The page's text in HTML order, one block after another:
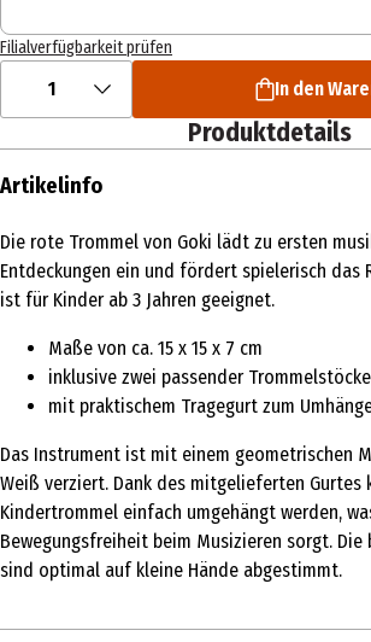
Filialverfügbarkeit prüfen
1 In den
Produktdetails
Artikelinfo
Die rote Trommel von Goki lädt zu ersten
Entdeckungen ein und fördert spielerisch das
ist für Kinder ab 3 Jahren geeignet.
Maße von ca. 15 x 15 x 7 cm
inklusive zwei passender
mit praktischem Tragegurt zum
Das Instrument ist mit einem geometrischen
Weiß verziert. Dank des mitgelieferten Gurtes
Kindertrommel einfach umgehängt werden,
Bewegungsfreiheit beim Musizieren sorgt. Die
sind optimal auf kleine Hände abgestimmt.